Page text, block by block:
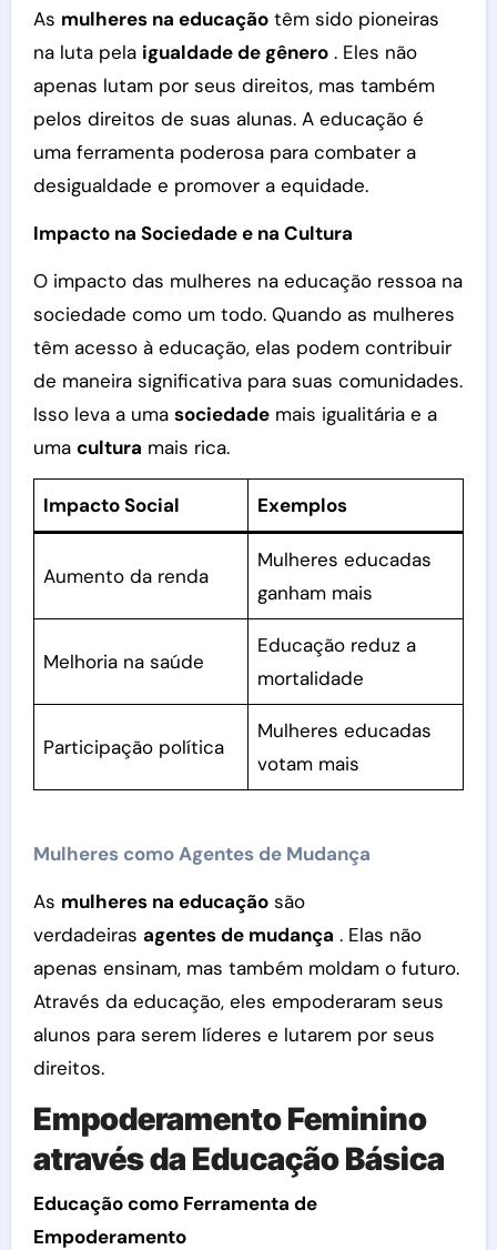
As mulheres na educaçãotêm sido pioneiras
na luta pela igualdade de gênero. Eles não
apenas lutam por seus direitos, mas também
pelos direitos de suas alunas. A educação é
uma ferramenta poderosa para combater a
desigualdade e promover a equidade.
Impacto na Sociedade e na Cultura
O impacto das mulheres na educação ressoa na
sociedade como um todo. Quando as mulheres
têm acesso à educação, elas podem contribuir
de maneira significativa para suas comunidades.
Isso leva a uma sociedademais igualitária e a
uma cultura mais rica.
Impacto Social Exemplos
Aumento da renda
Mulheres educadas
ganham mais
Melhoria na saúde
Educação reduz a
mortalidade
Participação política
Mulheres educadas
votam mais
Mulheres como Agentes de Mudança
As mulheres na educaçãosão
verdadeiras agentes de mudança . Elas não
apenas ensinam, mas também moldam o futuro.
Através da educação, eles empoderaram seus
alunos para serem líderes e lutarem por seus
direitos.
Empoderamento Feminino
através da Educação Básica
Educação como Ferramenta de
Empoderamento